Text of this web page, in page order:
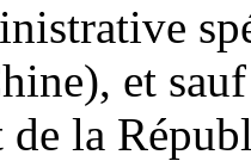
et
de la